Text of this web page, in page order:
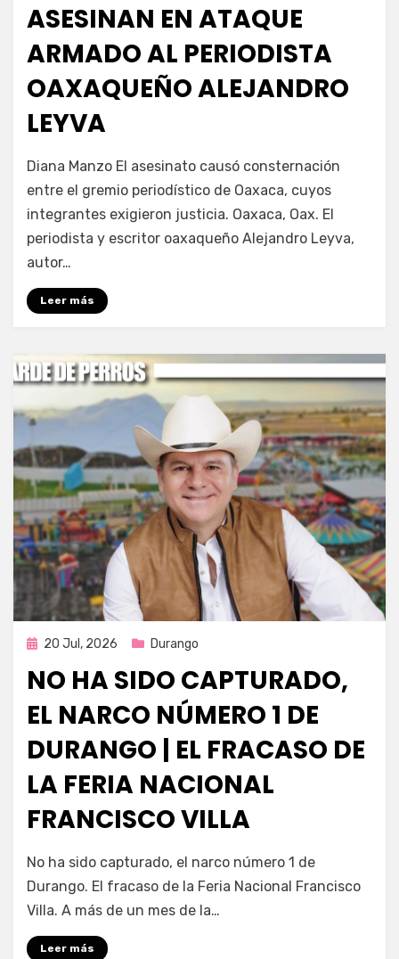
ASESINAN EN ATAQUE
ARMADO AL PERIODISTA
OAXAQUEÑO ALEJANDRO
LEYVA
Fernando Miranda Servín
Diana Manzo El asesinato causó consternación
entre el gremio periodístico de Oaxaca, cuyos
integrantes exigieron justicia. Oaxaca, Oax. El
periodista y escritor oaxaqueño Alejandro Leyva,
autor…
Leer más
Publicada
20 Jul, 2026 Durango
NO HA SIDO CAPTURADO,
EL NARCO NÚMERO 1 DE
DURANGO | EL FRACASO DE
LA FERIA NACIONAL
FRANCISCO VILLA
por Fernando Miranda Servín
No ha sido capturado, el narco número 1 de
Durango. El fracaso de la Feria Nacional Francisco
Villa. A más de un mes de la…
Leer más